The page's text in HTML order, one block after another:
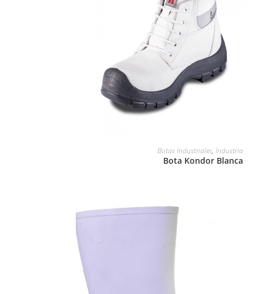
Botas Industriales,Industria
Bota Kondor Blanca